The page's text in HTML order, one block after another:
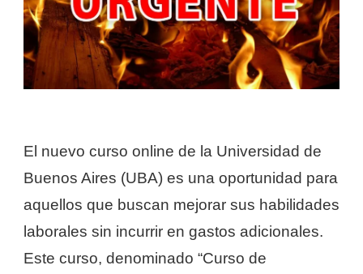
El nuevo curso online de la Universidad de
Buenos Aires (UBA) es una oportunidad para
aquellos que buscan mejorar sus habilidades
laborales sin incurrir en gastos adicionales.
Este curso, denominado “Curso de